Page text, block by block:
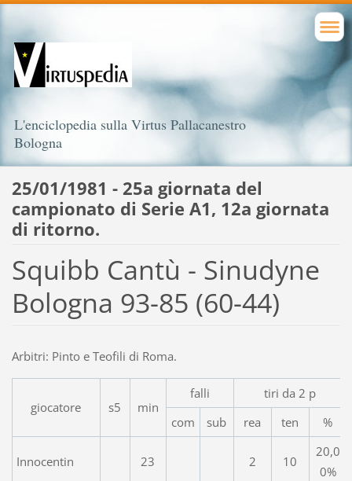
L'enciclopedia sulla Virtus Pallacanestro
Bologna
25/01/1981 - 25a giornata del
campionato di Serie A1, 12a giornata
di ritorno.
Squibb Cantù - Sinudyne
Bologna 93-85 (60-44)
Arbitri: Pinto e Teofili di Roma.
giocatore s5 min
falli
tiri da 2 p
com
sub rea ten %
Innocentin 23 2 10
20,0
0%